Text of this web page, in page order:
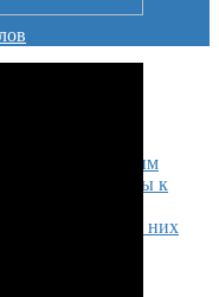
держатели к ним
швабры), МОПы к
и Мопы для них